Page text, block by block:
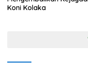
Koni Kolaka